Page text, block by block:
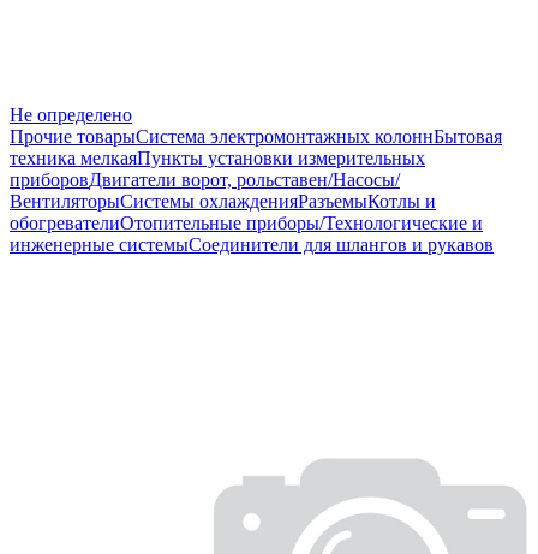
Не определено
Прочие товарыСистема электромонтажных колоннБытовая
техника мелкаяПункты установки измерительных
приборовДвигатели ворот, рольставен/Насосы/
ВентиляторыСистемы охлажденияРазъемыКотлы и
обогревателиОтопительные приборы/Технологические и
инженерные системыСоединители для шлангов и рукавов